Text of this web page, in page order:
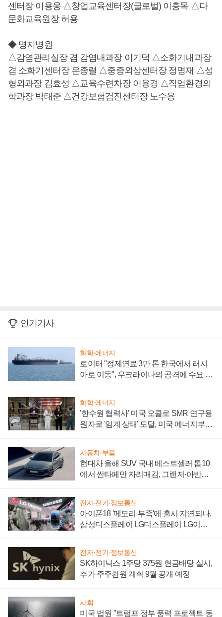
센터장 이용웅 △창업교육센터장(글로벌) 이충목 △다
문화교육원장 허용
◆ 명지병원
△감염관리실장 겸 감염내과장 이기덕 △소화기내과장
겸 소화기센터장 은종렬 △중증외상센터장 정명재 △성
형외과장 김효성 △교육수련차장 이용경 △직업환경의
학과장 박태준 △건강보험검진센터장 노수용
인기기사
화학·에너지
로이터 "정제연료 3만 톤 한국에서 러시
아로 이동", 우크라이나의 공격에 수요 늘
화학·에너지
'한수원 협력사' 미국 오클로 SMR 연구용
원자로 '임계 상태' 도달, 미국 에너지부
자동차·부품
현대차 올해 SUV 국내 베스트셀러 톱10
에서 싼타페만 자리매김, 그랜저·아반떼
전자·전기·정보통신
아이폰18 '메모리 부족'에 출시 지연되나,
삼성디스플레이 LG디스플레이 LG이노
전자·전기·정보통신
SK하이닉스 1주당 375원 현금배당 실시,
추가 주주환원 계획 9월 공개 예정
사회
미국 법원 "트럼프 정부 풍력 프로젝트 동